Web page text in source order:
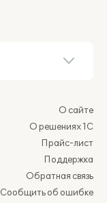
О сайте
О решениях 1С
Прайс-лист
Поддержка
Обратная связь
Сообщить об ошибке